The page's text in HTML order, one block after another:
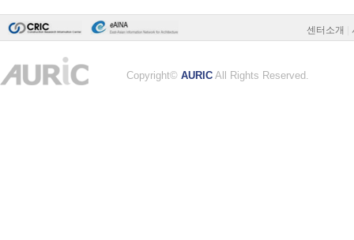
센터소개
Copyright© AURIC All Rights Reserved.